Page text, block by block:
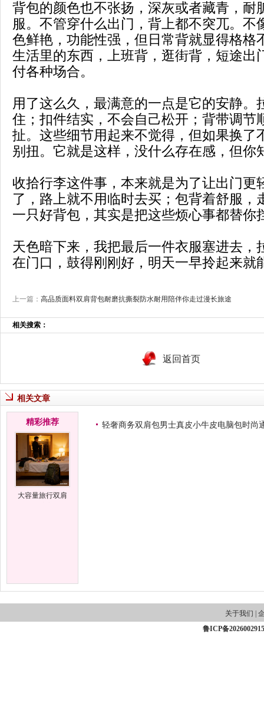
背包的颜色也不张扬，深灰或者藏青，耐
服。不管穿什么出门，背上都不突兀。不
色鲜艳，功能性强，但日常背就显得格格
生活里的东西，上班背，逛街背，短途出
付各种场合。
用了这么久，最满意的一点是它的安静。
住；扣件结实，不会自己松开；背带调节
扯。这些细节用起来不觉得，但如果换了
别扭。它就是这样，没什么存在感，但你
收拾行李这件事，本来就是为了让出门更
了，路上就不用临时去买；包背着舒服，
一只好背包，其实是把这些烦心事都替你
天色暗下来，我把最后一件衣服塞进去，
在门口，鼓得刚刚好，明天一早拎起来就
上一篇： 高品质面料双肩背包耐磨抗撕裂防水耐用陪伴你走过漫长旅途
相关搜索：
返回首页
相关文章
精彩推荐
大容量旅行双肩
轻奢商务双肩包男士真皮小牛皮电脑包时尚
关于我们
鲁ICP备